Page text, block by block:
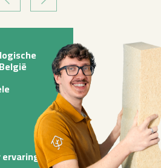
VORIGE VOLGENDE
ervaring